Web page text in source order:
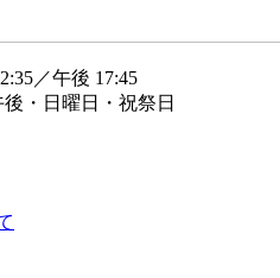
／午後 17:45
・日曜日・祝祭日